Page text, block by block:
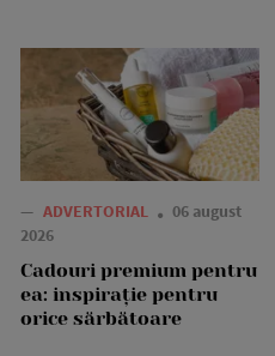
— ADVERTORIAL
06 august
2026
Cadouri premium pentru
ea: inspirație pentru
orice sărbătoare